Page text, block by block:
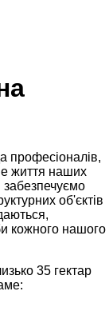
професіоналів,
життя наших
об'єктів
кожного нашого
35 гектар